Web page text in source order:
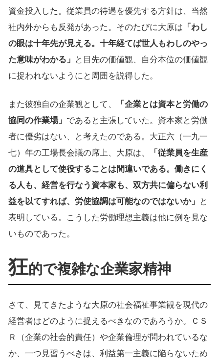
資金投入した。従業員の待遇を優先する方針は、当然
社内外からも反発があった。そのたびに大原は 「わし
の眼は十年先が見える。十年経てば世人もわしのやっ
た意味がわかる」
と目先の価値観、自分本位の価値観
に捉われないようにと周囲を説得した。
また彼独自の企業観として、
「企業とは資本と労働の
協同の作業場」 であると主張していた。資本家と労働
者に優劣はない、と考えたのである。大正六（一九一
七）年の工場長会議の席上、大原は、
「従業員を生産
の道具として使役することは間違いである。働きにく
る人も、経営を行なう資本家も、双方共に偏らない利
益を以てすれば、労使協調は可能なのではないか」
と
表明している。こうした労働理想主義は他に例を見な
いものであった。
狂的で複雑な企業家精神
さて、見てきたような大原の社会福祉事業観を現代の
経営者はどのように捉えるべきなのであろうか。ＣＳ
Ｒ（企業の社会的責任）や企業倫理が問われているな
か、一つ見習うべきは、利益第一主義に陥らないため